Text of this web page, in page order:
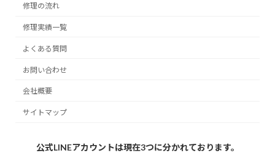
修理の流れ
修理実績一覧
よくある質問
お問い合わせ
会社概要
サイトマップ
公式LINEアカウントは現在3つに分かれております。